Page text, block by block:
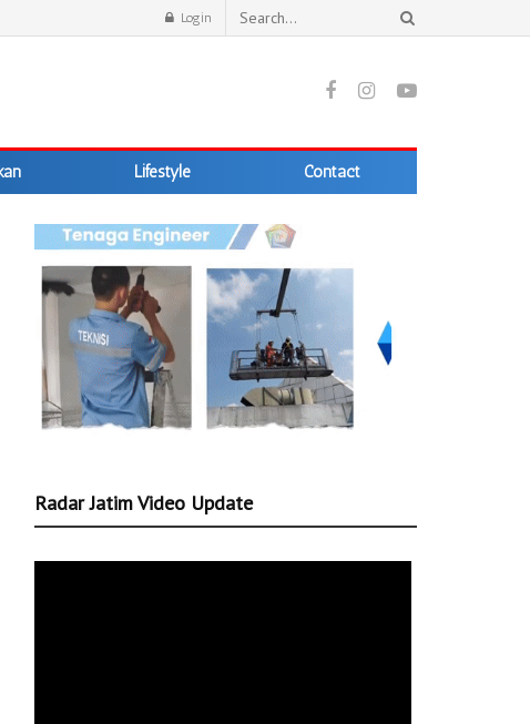
Login
Lifestyle Contact
Radar Jatim Video Update